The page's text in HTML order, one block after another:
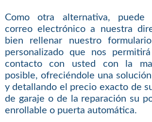
Como otra alternativa, puede
correo electrónico a nuestra
bien rellenar nuestro
personalizado que nos
contacto con usted con la
posible, ofreciéndole una
y detallando el precio exacto de
de garaje o de la reparación su
enrollable o puerta automática.